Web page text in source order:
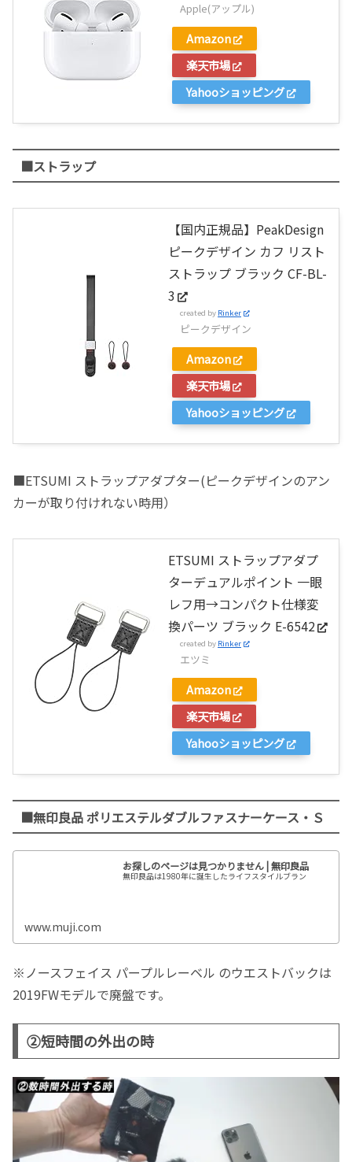
Apple(アップル)
Amazon
楽天市場
Yahooショッピング
■ストラップ
【国内正規品】PeakDesign
ピークデザイン カフ リスト
ストラップ ブラック CF-BL-
3
created by Rinker
ピークデザイン
Amazon
楽天市場
Yahooショッピング
■ETSUMI ストラップアダプター(ピークデザインのアン
カーが取り付けれない時用）
ETSUMI ストラップアダプ
ターデュアルポイント 一眼
レフ用→コンパクト仕様変
換パーツ ブラック E-6542
created by Rinker
エツミ
Amazon
楽天市場
Yahooショッピング
■無印良品 ポリエステルダブルファスナーケース・Ｓ
お探しのページは見つかりません | 無印良品
無印良品は1980年に誕生したライフスタイルブラン
www.muji.com
※ノースフェイス パープルレーベル のウエストバックは
2019FWモデルで廃盤です。
②短時間の外出の時